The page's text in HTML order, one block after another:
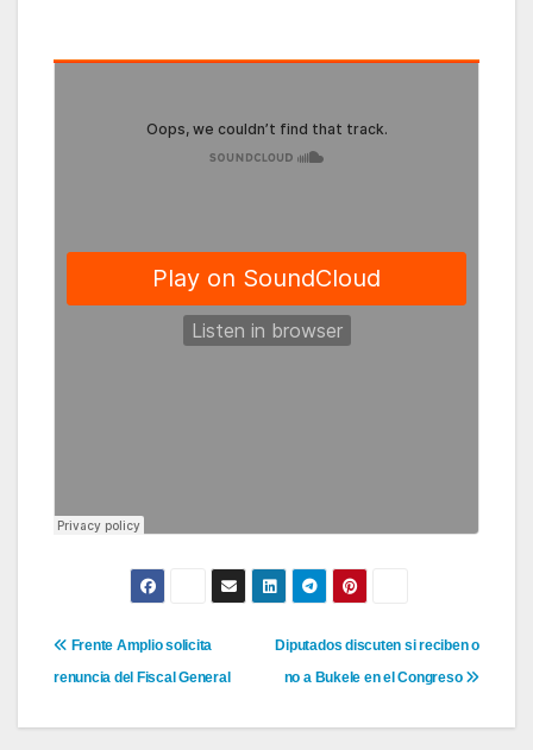
Navegación
Diputados discuten si reciben o
no a Bukele en el Congreso
Frente Amplio solicita
renuncia del Fiscal General